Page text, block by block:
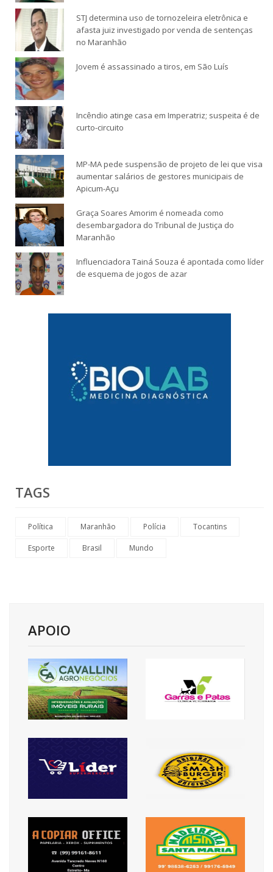
STJ determina uso de tornozeleira eletrônica e
afasta juiz investigado por venda de sentenças
no Maranhão
Jovem é assassinado a tiros, em São Luís
Incêndio atinge casa em Imperatriz; suspeita é de
curto-circuito
MP-MA pede suspensão de projeto de lei que visa
aumentar salários de gestores municipais de
Apicum-Açu
Graça Soares Amorim é nomeada como
desembargadora do Tribunal de Justiça do
Maranhão
Influenciadora Tainá Souza é apontada como líder
de esquema de jogos de azar
TAGS
Política Maranhão Polícia Tocantins
Esporte Brasil Mundo
APOIO